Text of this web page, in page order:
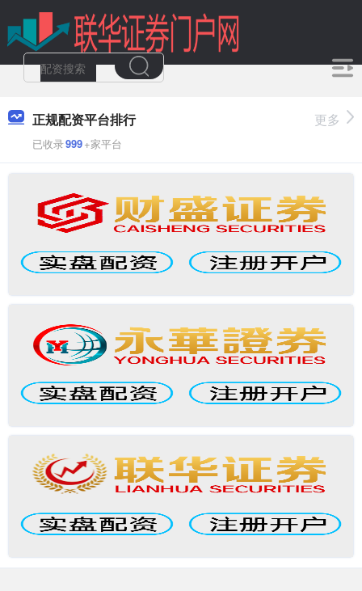
正规配资平台排行
已收录999+家平台
更多